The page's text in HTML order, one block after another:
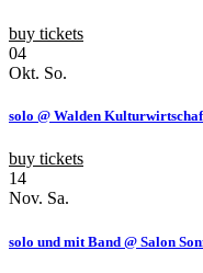
buy tickets
04
Okt. So.
solo @ Walden
buy tickets
14
Nov. Sa.
solo und mit Band @ Salon